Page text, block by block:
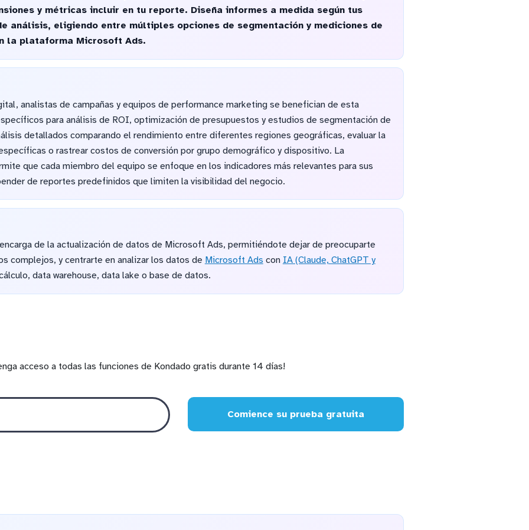
y métricas incluir en tu reporte. Diseña informes a medida según tus
análisis, eligiendo entre múltiples opciones de segmentación y mediciones de
la plataforma Microsoft Ads.
analistas de campañas y equipos de performance marketing se benefician de esta
para análisis de ROI, optimización de presupuestos y estudios de segmentación de
detallados comparando el rendimiento entre diferentes regiones geográficas, evaluar la
o rastrear costos de conversión por grupo demográfico y dispositivo. La
que cada miembro del equipo se enfoque en los indicadores más relevantes para sus
de reportes predefinidos que limiten la visibilidad del negocio.
de la actualización de datos de Microsoft Ads, permitiéndote dejar de preocuparte
complejos, y centrarte en analizar los datos de Microsoft Ads con IA (Claude, ChatGPT y
data warehouse, data lake o base de datos.
acceso a todas las funciones de Kondado gratis durante 14 días!
Comience su prueba gratuita